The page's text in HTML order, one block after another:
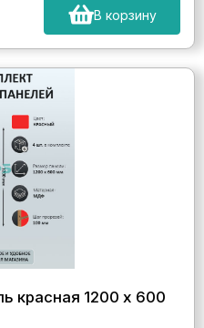
В корзину
красная 1200 х 600